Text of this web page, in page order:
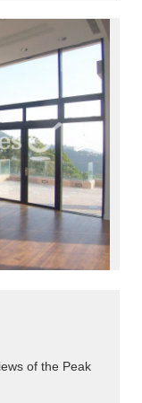
>
of the Peak